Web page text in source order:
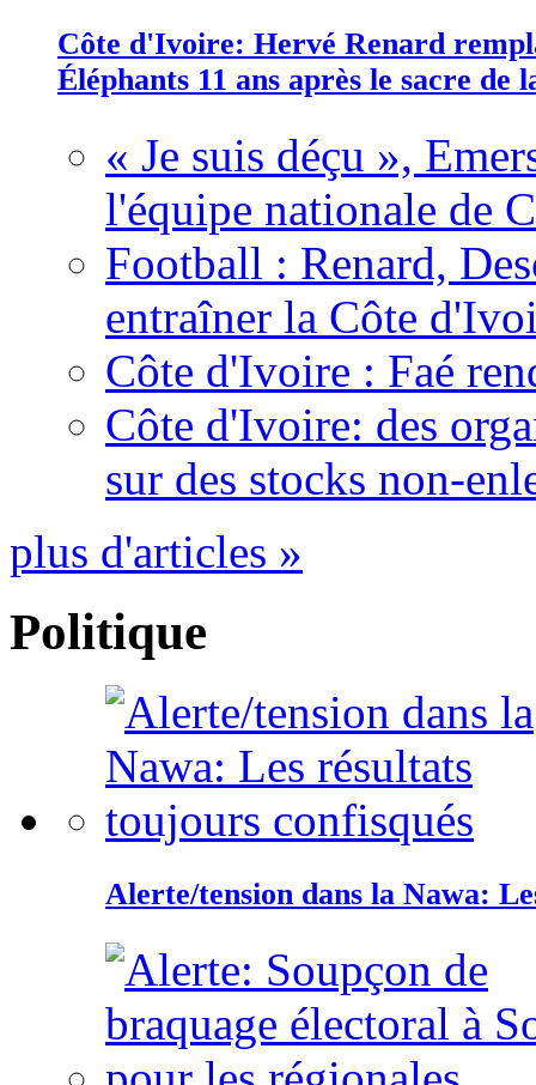
Côte d'Ivoire: Hervé Renard
Éléphants 11 ans après le sacre de
« Je suis déçu »,
l'équipe nationale de
Football : Renard,
entraîner la Côte
Côte d'Ivoire : Faé
Côte d'Ivoire: des
sur des stocks non-
plus d'articles »
Politique
Alerte/tension dans la Nawa: